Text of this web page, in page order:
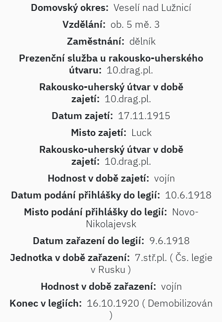
Domovský okres: Veselí nad Lužnicí
Vzdělání: ob. 5 mě. 3
Zaměstnání: dělník
Prezenční služba u rakousko-uherského
útvaru: 10.drag.pl.
Rakousko-uherský útvar v době
zajetí: 10.drag.pl.
Datum zajetí: 17.11.1915
Misto zajetí: Luck
Rakousko-uherský útvar v době
zajetí: 10.drag.pl.
Hodnost v době zajetí: vojín
Datum podání přihlášky do legií: 10.6.1918
Misto podání přihlášky do legií: Novo-
Nikolajevsk
Datum zařazení do legií: 9.6.1918
Jednotka v době zařazení: 7.stř.pl. ( Čs. legie
v Rusku )
Hodnost v době zařazení: vojín
Konec v legiích: 16.10.1920 ( Demobilizován
)